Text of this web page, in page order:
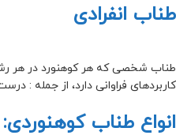
طناب انفرادی
کاربردهای فراوانی دارد، از جمله
انواع طناب